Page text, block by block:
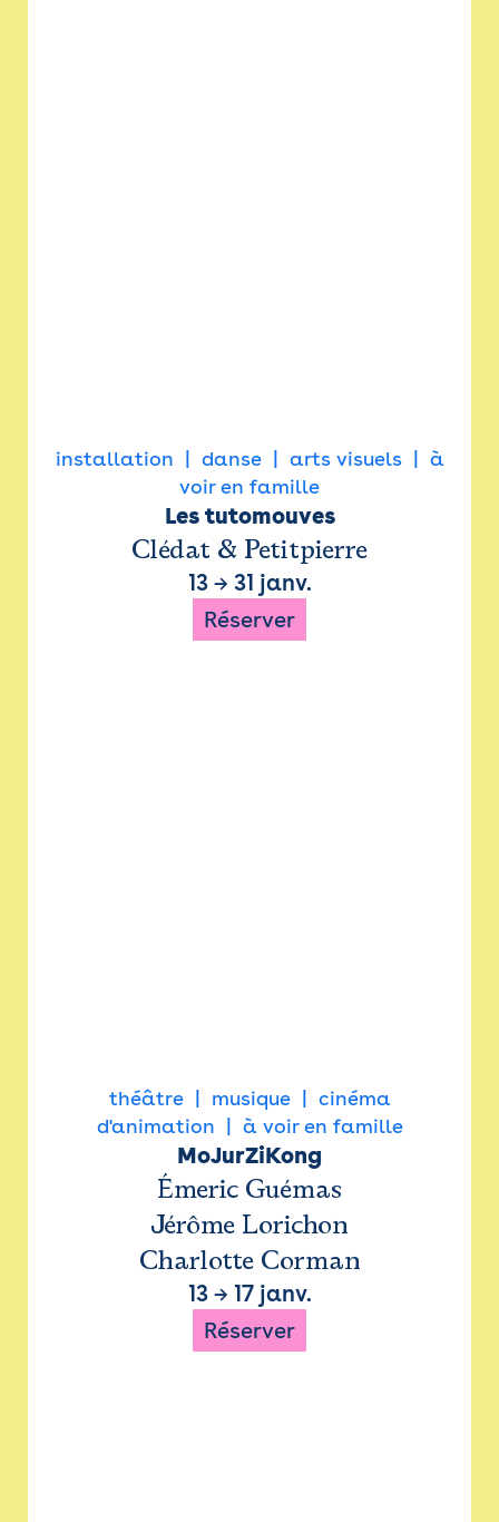
installation danse arts visuels
à
voir en famille
Les tutomouves
Clédat & Petitpierre
13→ 31 janv.
Réserver
théâtre musique
cinéma
d'animation
à voir en famille
MoJurZiKong
Émeric Guémas
Jérôme Lorichon
Charlotte Corman
13→ 17 janv.
Réserver